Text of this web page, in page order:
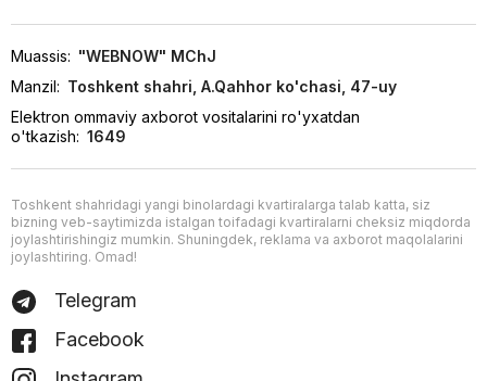
Muassis: "WEBNOW" MChJ
Manzil: Toshkent shahri, A.Qahhor ko'chasi, 47-uy
Elektron ommaviy axborot vositalarini ro'yxatdan
o'tkazish: 1649
Toshkent shahridagi yangi binolardagi kvartiralarga talab katta, siz
bizning veb-saytimizda istalgan toifadagi kvartiralarni cheksiz miqdorda
joylashtirishingiz mumkin. Shuningdek, reklama va axborot maqolalarini
joylashtiring. Omad!
Telegram
Facebook